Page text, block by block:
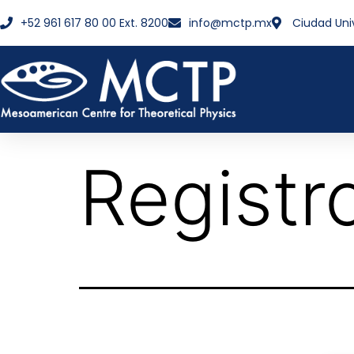
+52 961 617 80 00 Ext. 8200 info@mctp.mx Ciudad